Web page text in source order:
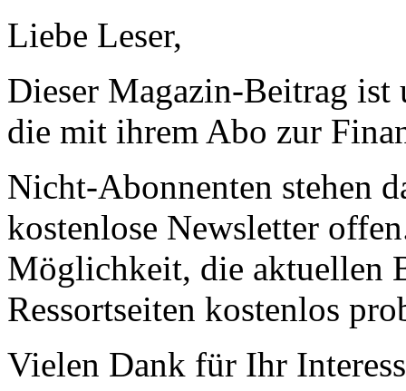
Liebe Leser,
Dieser Magazin-Beitrag ist
die mit ihrem Abo zur
Nicht-Abonnenten stehen
kostenlose Newsletter
Möglichkeit, die aktuellen
Ressortseiten kostenlos
Vielen Dank für Ihr